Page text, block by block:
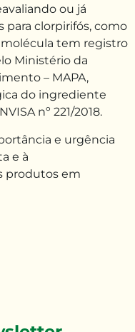
ou já
para clorpirifós, como
molécula tem registro
Ministério da
– MAPA,
do ingrediente
nº 221/2018.
e urgência
e à
produtos em